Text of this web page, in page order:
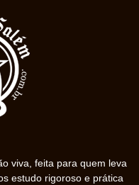
viva, feita para quem leva
estudo rigoroso e prática